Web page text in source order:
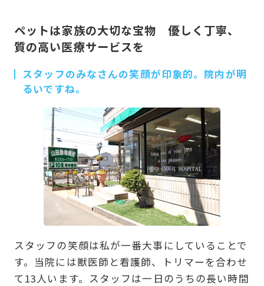
ペットは家族の大切な宝物 優しく丁寧、
質の高い医療サービスを
スタッフのみなさんの笑顔が印象的。院内が明
るいですね。
スタッフの笑顔は私が一番大事にしていることで
す。当院には獣医師と看護師、トリマーを合わせ
て13人います。スタッフは一日のうちの長い時間